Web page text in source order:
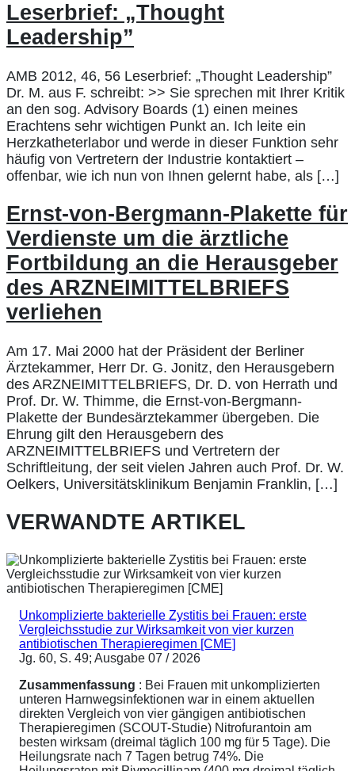
Leserbrief: „Thought
Leadership”
AMB 2012, 46, 56 Leserbrief: „Thought Leadership”
Dr. M. aus F. schreibt: >> Sie sprechen mit Ihrer Kritik
an den sog. Advisory Boards (1) einen meines
Erachtens sehr wichtigen Punkt an. Ich leite ein
Herzkatheterlabor und werde in dieser Funktion sehr
häufig von Vertretern der Industrie kontaktiert –
offenbar, wie ich nun von Ihnen gelernt habe, als […]
Ernst-von-Bergmann-Plakette für
Verdienste um die ärztliche
Fortbildung an die Herausgeber
des ARZNEIMITTELBRIEFS
verliehen
Am 17. Mai 2000 hat der Präsident der Berliner
Ärztekammer, Herr Dr. G. Jonitz, den Herausgebern
des ARZNEIMITTELBRIEFS, Dr. D. von Herrath und
Prof. Dr. W. Thimme, die Ernst-von-Bergmann-
Plakette der Bundesärztekammer übergeben. Die
Ehrung gilt den Herausgebern des
ARZNEIMITTELBRIEFS und Vertretern der
Schriftleitung, der seit vielen Jahren auch Prof. Dr. W.
Oelkers, Universitätsklinikum Benjamin Franklin, […]
VERWANDTE ARTIKEL
Unkomplizierte bakterielle Zystitis bei Frauen: erste
Vergleichsstudie zur Wirksamkeit von vier kurzen
antibiotischen Therapieregimen [CME]
Jg. 60, S. 49; Ausgabe 07 / 2026
Zusammenfassung : Bei Frauen mit unkomplizierten
unteren Harnwegsinfektionen war in einem aktuellen
direkten Vergleich von vier gängigen antibiotischen
Therapieregimen (SCOUT-Studie) Nitrofurantoin am
besten wirksam (dreimal täglich 100 mg für 5 Tage). Die
Heilungsrate nach 7 Tagen betrug 74%. Die